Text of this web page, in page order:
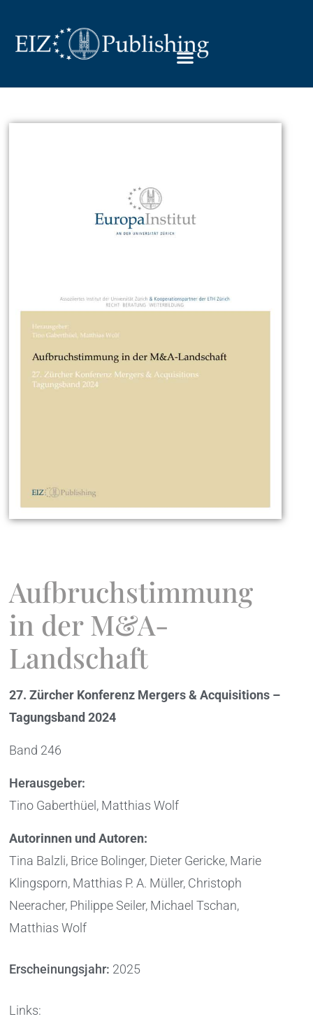
Aufbruchstimmung
in der M&A-
Landschaft
27. Zürcher Konferenz Mergers & Acquisitions –
Tagungsband 2024
Band 246
Herausgeber:
Tino Gaberthüel, Matthias Wolf
Autorinnen und Autoren:
Tina Balzli, Brice Bolinger, Dieter Gericke, Marie
Klingsporn, Matthias P. A. Müller, Christoph
Neeracher, Philippe Seiler, Michael Tschan,
Matthias Wolf
Erscheinungsjahr: 2025
Links: